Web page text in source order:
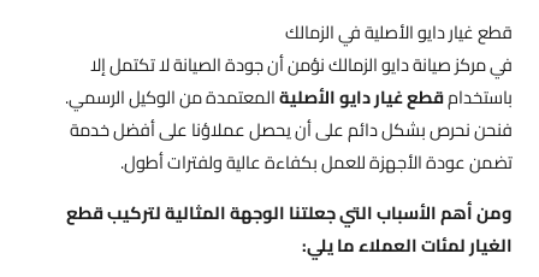
قطع غيار دايو الأصلية في الزمالك
في مركز صيانة دايو الزمالك نؤمن أن جودة الصيانة لا تكتمل إلا
باستخدامقطع غيار دايو الأصليةالمعتمدة من الوكيل الرسمي.
فنحن نحرص بشكل دائم على أن يحصل عملاؤنا على أفضل خدمة
تضمن عودة الأجهزة للعمل بكفاءة عالية ولفترات أطول.
ومن أهم الأسباب التي جعلتنا الوجهة المثالية لتركيب قطع
الغيار لمئات العملاء ما يلي: